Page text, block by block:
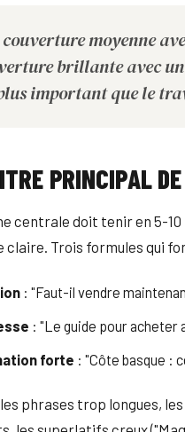
couverture moyenne
brillante avec
important que le
PRINCIPAL
centrale doit tenir en 5-
claire. Trois formules qui
: "Faut-il vendre
: "Le guide pour acheter
forte : "Côte basque :
phrases trop longues,